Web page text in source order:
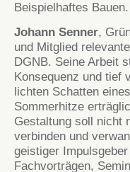
Beispielhaftes Bauen.
Johann Senner,
und Mitglied
DGNB. Seine Arbeit
Konsequenz und tief
lichten Schatten
Sommerhitze
Gestaltung soll nicht
verbinden und
geistiger
Fachvorträgen,